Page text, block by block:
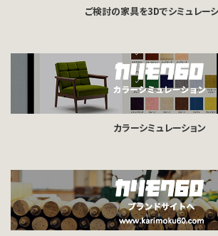
ご検討の家具を3Dでシミュレー
カラーシミュレーション